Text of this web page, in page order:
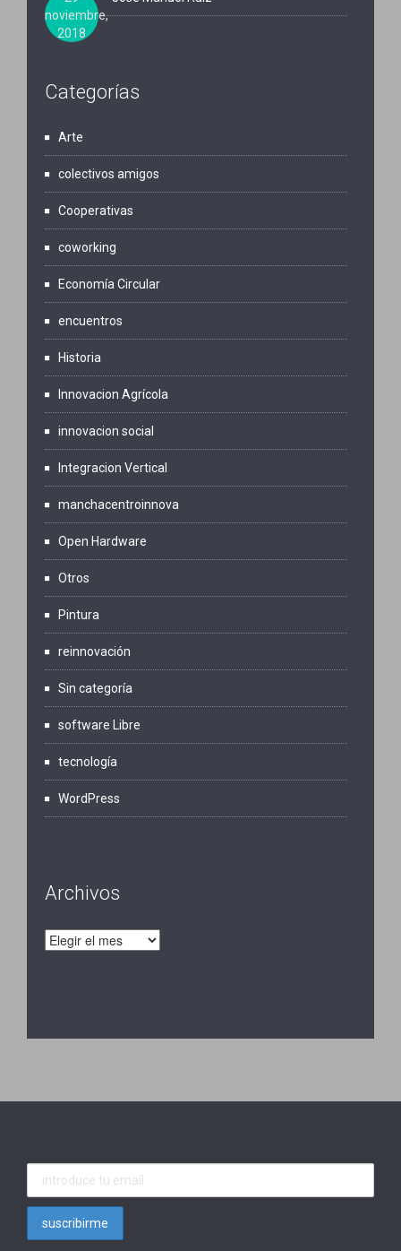
noviembre,
2018
Categorías
Arte
colectivos amigos
Cooperativas
coworking
Economía Circular
encuentros
Historia
Innovacion Agrícola
innovacion social
Integracion Vertical
manchacentroinnova
Open Hardware
Otros
Pintura
reinnovación
Sin categoría
software Libre
tecnología
WordPress
Archivos